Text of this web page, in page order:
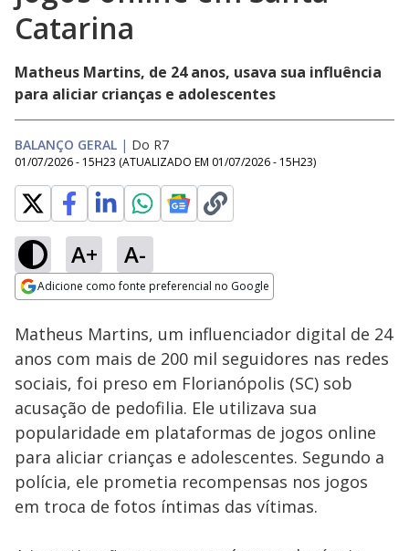
Catarina
Matheus Martins, de 24 anos, usava sua influência
para aliciar crianças e adolescentes
BALANÇO GERAL | Do R7
01/07/2026 - 15H23 (ATUALIZADO EM 01/07/2026 - 15H23)
A+ A-
Adicione como fonte preferencial no Google
Ativar
Loaded :
16.35%
Matheus Martins, um influenciador digital de 24
anos com mais de 200 mil seguidores nas redes
sociais, foi preso em Florianópolis (SC) sob
acusação de pedofilia. Ele utilizava sua
popularidade em plataformas de jogos online
para aliciar crianças e adolescentes. Segundo a
polícia, ele prometia recompensas nos jogos
em troca de fotos íntimas das vítimas.